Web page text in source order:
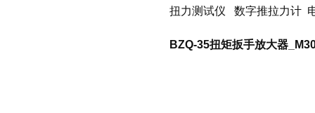
扭力测试仪
数字推拉力计
BZQ-35扭矩扳手放大器